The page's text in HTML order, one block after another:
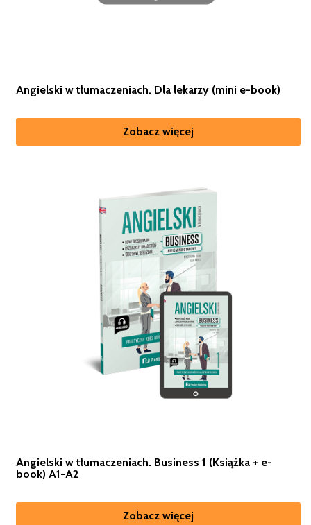
Angielski w tłumaczeniach. Dla lekarzy (mini e-book)
Zobacz więcej
Angielski w tłumaczeniach. Business 1 (Książka + e-
book) A1-A2
Zobacz więcej